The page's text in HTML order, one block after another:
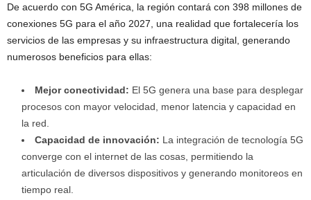
De acuerdo con 5G América, la región contará con 398 millones de
conexiones 5G para el año 2027, una realidad que fortalecería los
servicios de las empresas y su infraestructura digital, generando
numerosos beneficios para ellas:
Mejor conectividad: El 5G genera una base para desplegar
procesos con mayor velocidad, menor latencia y capacidad en
la red.
Capacidad de innovación: La integración de tecnología 5G
converge con el internet de las cosas, permitiendo la
articulación de diversos dispositivos y generando monitoreos en
tiempo real.